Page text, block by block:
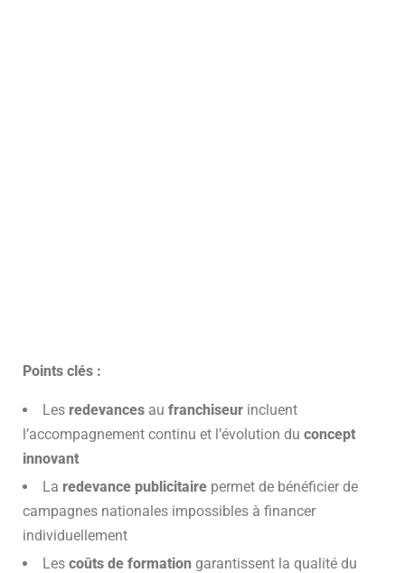
Points clés :
Les redevances au franchiseur incluent
l’accompagnement continu et l’évolution du concept
innovant
La redevance publicitaire permet de bénéficier de
campagnes nationales impossibles à financer
individuellement
Les coûts de formation garantissent la qualité du